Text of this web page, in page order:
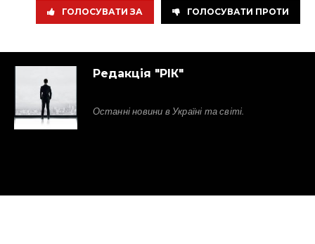
ГОЛОСУВАТИ ЗА ГОЛОСУВАТИ ПРОТИ
Редакція "РІК"
Останні новини в Україні та світі.